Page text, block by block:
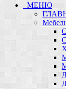
МЕНЮ